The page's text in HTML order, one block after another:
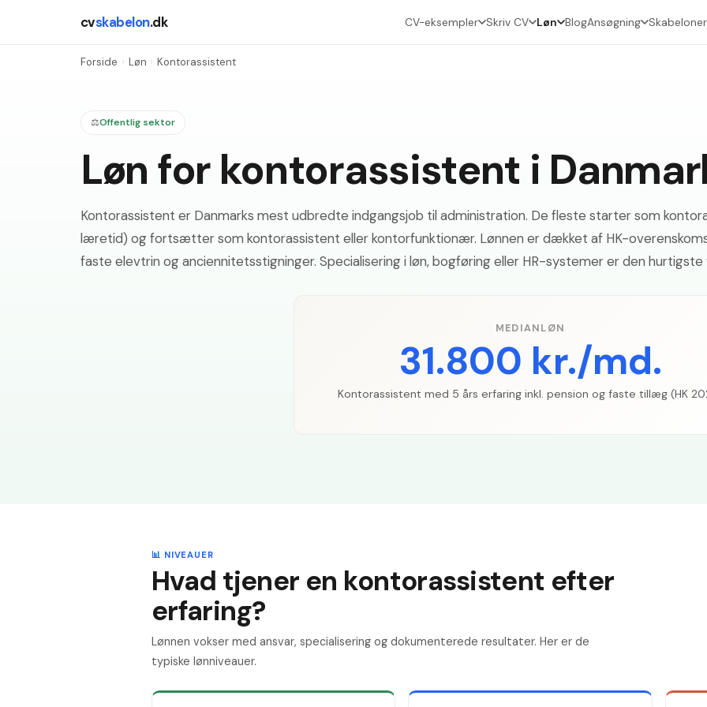
cvskabelon.dk CV-eksempler Skriv CV Løn BlogAnsøgning Skabeloner
Forside › Løn › Kontorassistent
⚖️Offentlig sektor
Løn for kontorassistent i
Kontorassistent er Danmarks mest udbredte indgangsjob til administration. De fleste starter som
læretid) og fortsætter som kontorassistent eller kontorfunktionær. Lønnen er dækket af HK-
faste elevtrin og anciennitetsstigninger. Specialisering i løn, bogføring eller HR-systemer er den
MEDIANLØN
31.800 kr./md.
Kontorassistent med 5 års erfaring inkl. pension og faste tillæg (HK
📊 NIVEAUER
Hvad tjener en kontorassistent efter
erfaring?
Lønnen vokser med ansvar, specialisering og dokumenterede resultater. Her er de
typiske lønniveauer.